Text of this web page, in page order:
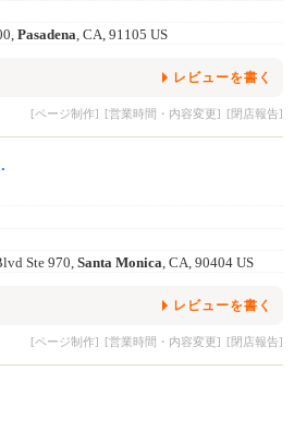
Pasadena, CA, 91105 US
レビューを書く
[ページ制作] [営業時間・内容変更] [閉店報告]
Ste 970, Santa Monica, CA, 90404 US
レビューを書く
[ページ制作] [営業時間・内容変更] [閉店報告]